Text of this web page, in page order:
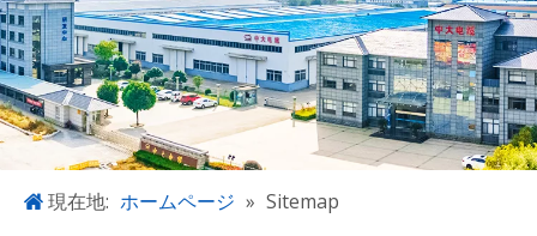
製品
アプリケーション
私たちについて
プロジェクト
ブログ
Pусский
Español
한국어
現在地: ホームページ » Sitemap